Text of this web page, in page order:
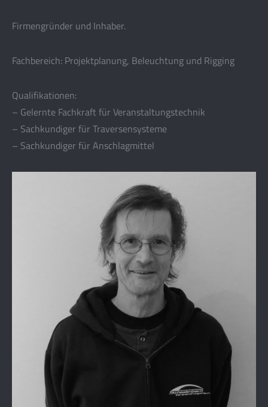
Firmengründer und Inhaber.
Fachbereich: Projektplanung, Beleuchtung und Rigging
Qualifikationen:
– Gelernte Fachkraft für Veranstaltungstechnik
– Sachkundiger für Traversensysteme
– Sachkundiger für Anschlagmittel